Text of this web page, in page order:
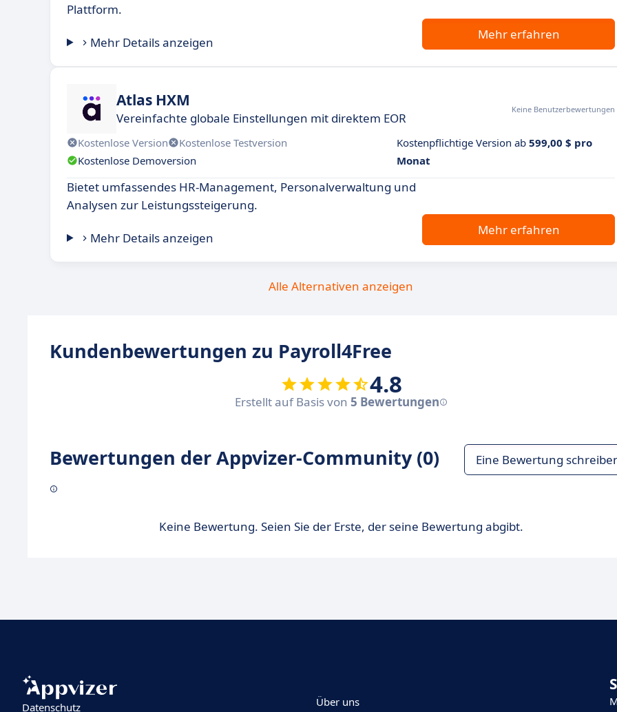
Plattform.
Mehr Details anzeigen
Mehr erfahren
Atlas HXM
Vereinfachte globale Einstellungen mit direktem EOR
Keine Benutzerbewertungen
Kostenlose Version
Kostenlose Testversion
Kostenlose Demoversion
Kostenpflichtige Version ab 599,00 $ pro
Monat
Bietet umfassendes HR-Management, Personalverwaltung und
Analysen zur Leistungssteigerung.
Mehr Details anzeigen
Mehr erfahren
Alle Alternativen anzeigen
Kundenbewertungen zu Payroll4Free
4.8
Erstellt auf Basis von 5 Bewertungen
Bewertungen der Appvizer-Community (0) Eine Bewertung
Keine Bewertung. Seien Sie der Erste, der seine Bewertung abgibt.
Datenschutz
Über uns